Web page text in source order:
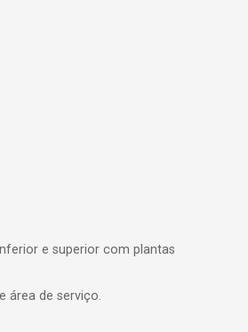
e superior com plantas
área de serviço.